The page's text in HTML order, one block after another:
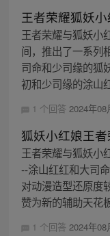
王者荣耀狐妖小
王者荣耀与狐妖小
间，推出了一系列
司命和少司缘的狐
初和少司缘的涂山
1 个回答 2024年08
狐妖小红娘王
王者荣耀与狐妖小
--涂山红红和大司
对动漫造型还原度
赞为新的辅助天花
1 个回答 2024年08